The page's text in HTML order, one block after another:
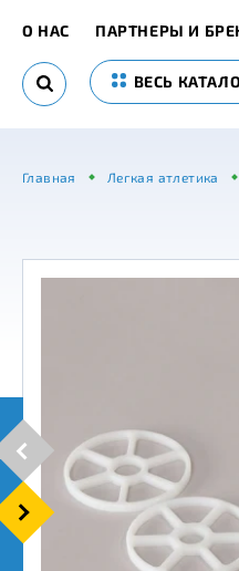
О НАС ПАРТНЕРЫ И
ВЕСЬ
Главная Легкая атлетика